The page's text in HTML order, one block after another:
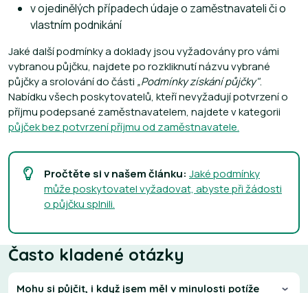
v ojedinělých případech údaje o zaměstnavateli či o
vlastním podnikání
Jaké další podmínky a doklady jsou vyžadovány pro vámi
vybranou půjčku, najdete po rozkliknutí názvu vybrané
půjčky a srolování do části „Podmínky získání půjčky".
Nabídku všech poskytovatelů, kteří nevyžadují potvrzení o
příjmu podepsané zaměstnavatelem, najdete v kategorii
půjček bez potvrzení příjmu od zaměstnavatele.
Pročtěte si v našem článku: Jaké podmínky
může poskytovatel vyžadovat, abyste při žádosti
o půjčku splnili.
Často kladené otázky
Mohu si půjčit, i když jsem měl v minulosti potíže